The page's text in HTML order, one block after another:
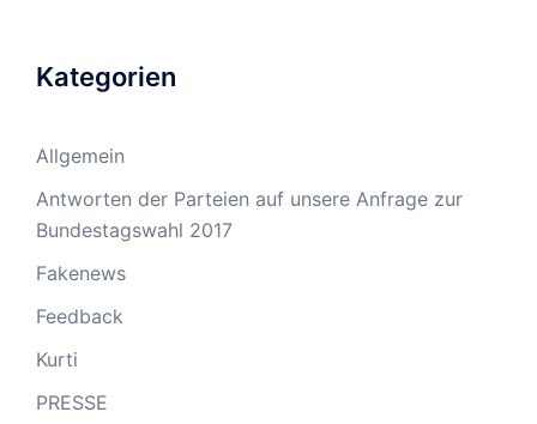
Kategorien
Allgemein
Antworten der Parteien auf unsere Anfrage zur
Bundestagswahl 2017
Fakenews
Feedback
Kurti
PRESSE